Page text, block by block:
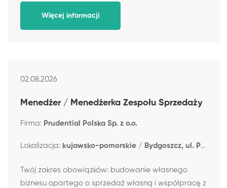
Więcej informacji
02.08.2026
Menedżer / Menedżerka Zespołu Sprzedaży
Firma: Prudential Polska Sp. z o.o.
Lokalizacja: kujawsko-pomorskie / Bydgoszcz, ul. Piotrowskiego 2
Twój zakres obowiązków: budowanie własnego
biznesu opartego o sprzedaż własną i współpracę z